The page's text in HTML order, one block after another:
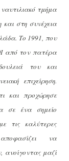
τμήμα
στη συνέχεια
Το 1991, που
από τον πατέρα
του και
επιχείρηση.
και προχώρησε
σε ένα σημείο
τις καλύτερες
να
ανοίγοντας μαζί